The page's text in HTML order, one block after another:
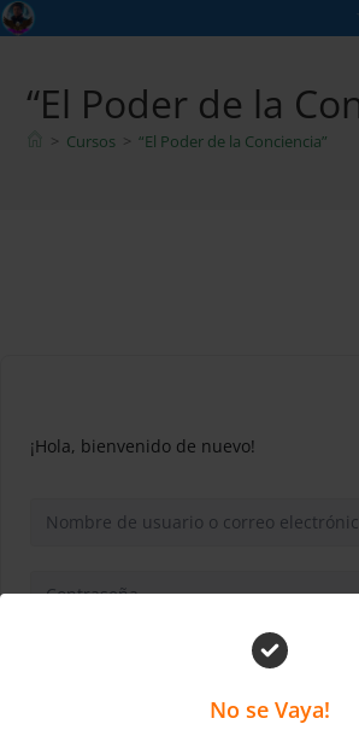
No se Vaya!
Ir
al
“El Poder de la
> Cursos > “El Poder de la Conciencia”
¡Hola, bienvenido de nuevo!
Mantenerme conectado